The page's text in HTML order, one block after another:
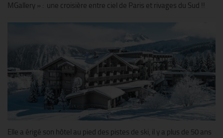
MGallery » : une croisière entre ciel de Paris et rivages du Sud !!
Elle a érigé son hôtel au pied des pistes de ski, il y a plus de 50 ans